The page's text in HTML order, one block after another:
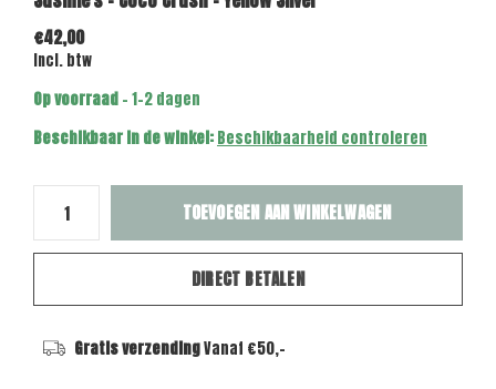
€42,00
Incl. btw
Op voorraad- 1-2 dagen
Beschikbaar in de winkel:Beschikbaarheid controleren
TOEVOEGEN AAN WINKELWAGEN
DIRECT BETALEN
Gratis verzendingVanaf €50,-